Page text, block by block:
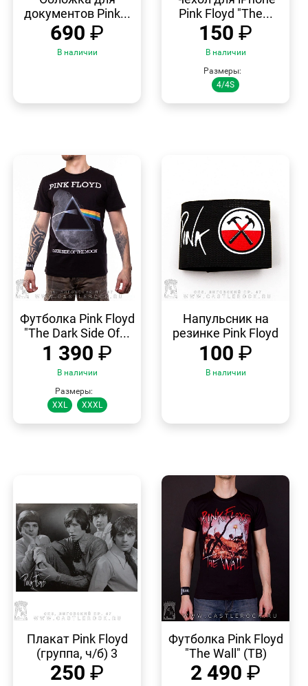
документов Pink...
690 ₽
В наличии
Pink Floyd "The...
150 ₽
В наличии
Размеры:
4/4S
ПРОСМОТР
Футболка Pink Floyd
"The Dark Side Of...
1 390 ₽
В наличии
Размеры:
XXL
XXXL
ПРОСМОТР
Напульсник на
резинке Pink Floyd
100 ₽
В наличии
ПРОСМОТР
Плакат Pink Floyd
(группа, ч/б) 3
250 ₽
ПРОСМОТР
Футболка Pink Floyd
"The Wall" (ТВ)
2 490 ₽